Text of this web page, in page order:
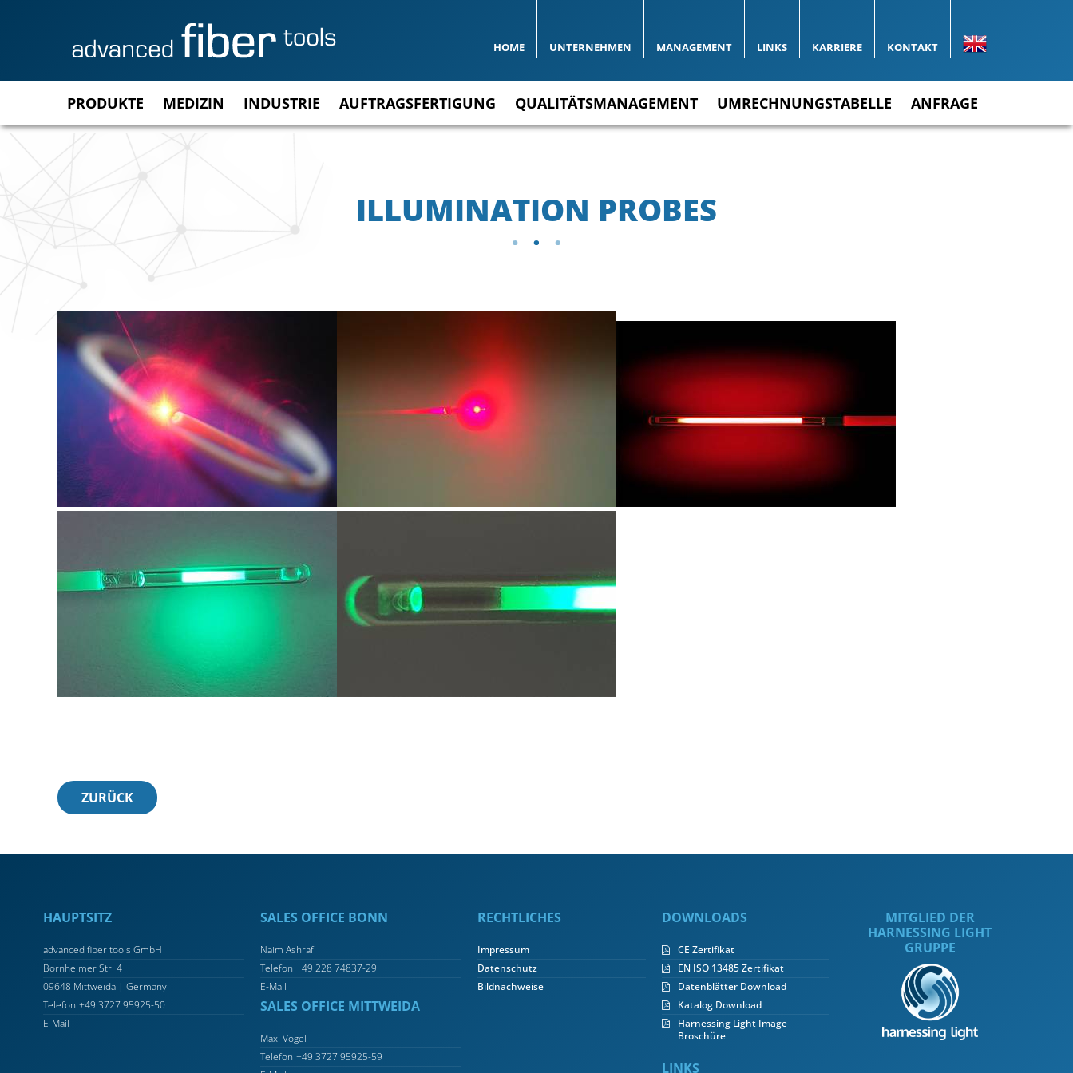
HOME UNTERNEHMEN MANAGEMENT LINKS KARRIERE KONTAKT
PRODUKTE MEDIZIN INDUSTRIE AUFTRAGSFERTIGUNG QUALITÄTSMANAGEMENT UMRECHNUNGSTABELLE ANFRAGE
ILLUMINATION PROBES
ZURÜCK
HAUPTSITZ
advanced fiber tools GmbH
Bornheimer Str. 4
09648 Mittweida | Germany
Telefon +49 3727 95925-50
E-Mail
SALES OFFICE BONN
Naim Ashraf
Telefon +49 228 74837-29
E-Mail
SALES OFFICE MITTWEIDA
Maxi Vogel
Telefon +49 3727 95925-59
RECHTLICHES
Impressum
Datenschutz
Bildnachweise
DOWNLOADS
CE Zertifikat
EN ISO 13485 Zertifikat
Datenblätter Download
Katalog Download
Harnessing Light Image
Broschüre
LINKS
MITGLIED DER
HARNESSING LIGHT
GRUPPE